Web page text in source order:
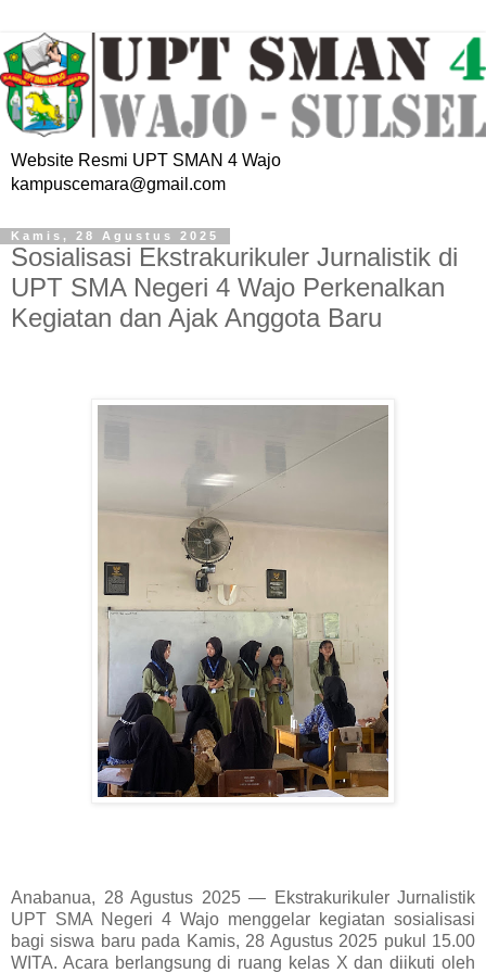
Website Resmi UPT SMAN 4 Wajo
kampuscemara@gmail.com
Kamis, 28 Agustus 2025
Sosialisasi Ekstrakurikuler Jurnalistik di
UPT SMA Negeri 4 Wajo Perkenalkan
Kegiatan dan Ajak Anggota Baru
Anabanua, 28 Agustus 2025 — Ekstrakurikuler Jurnalistik
UPT SMA Negeri 4 Wajo menggelar kegiatan sosialisasi
bagi siswa baru pada Kamis, 28 Agustus 2025 pukul 15.00
WITA. Acara berlangsung di ruang kelas X dan diikuti oleh